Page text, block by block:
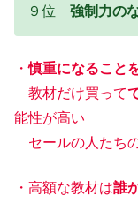
９位 強制力の
・慎重になること
教材だけ買って
能性が高い
セールの人たち
・高額な教材は誰